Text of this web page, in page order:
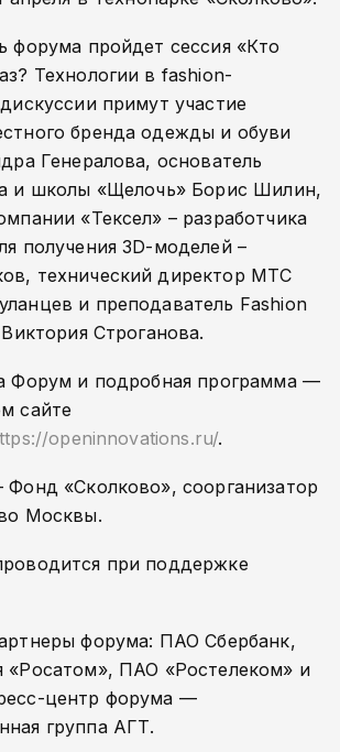
форума пройдет сессия «Кто
Технологии в fashion-
примут участие
бренда одежды и обуви
Генералова, основатель
и школы «Щелочь» Борис Шилин,
«Тексел» – разработчика
получения 3D-моделей –
технический директор МТС
и преподаватель Fashion
Строганова.
Форум и подробная программа —
сайте
openinnovations.ru/.
«Сколково», соорганизатор
Москвы.
при поддержке
форума: ПАО Сбербанк,
«Росатом», ПАО «Ростелеком» и
центр форума —
группа АГТ.